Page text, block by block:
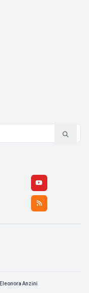
Eleonora Anzini